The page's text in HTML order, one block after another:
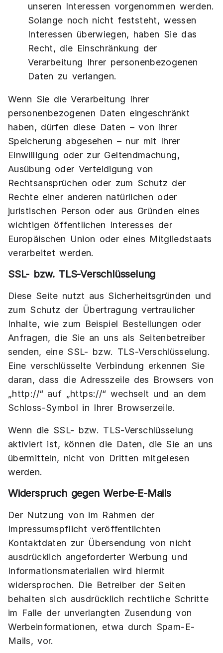
unseren Interessen vorgenommen werden.
Solange noch nicht feststeht, wessen
Interessen überwiegen, haben Sie das
Recht, die Einschränkung der
Verarbeitung Ihrer personenbezogenen
Daten zu verlangen.
Wenn Sie die Verarbeitung Ihrer
personenbezogenen Daten eingeschränkt
haben, dürfen diese Daten – von ihrer
Speicherung abgesehen – nur mit Ihrer
Einwilligung oder zur Geltendmachung,
Ausübung oder Verteidigung von
Rechtsansprüchen oder zum Schutz der
Rechte einer anderen natürlichen oder
juristischen Person oder aus Gründen eines
wichtigen öffentlichen Interesses der
Europäischen Union oder eines Mitgliedstaats
verarbeitet werden.
SSL- bzw. TLS-Verschlüsselung
Diese Seite nutzt aus Sicherheitsgründen und
zum Schutz der Übertragung vertraulicher
Inhalte, wie zum Beispiel Bestellungen oder
Anfragen, die Sie an uns als Seitenbetreiber
senden, eine SSL- bzw. TLS-Verschlüsselung.
Eine verschlüsselte Verbindung erkennen Sie
daran, dass die Adresszeile des Browsers von
„http://“ auf „https://“ wechselt und an dem
Schloss-Symbol in Ihrer Browserzeile.
Wenn die SSL- bzw. TLS-Verschlüsselung
aktiviert ist, können die Daten, die Sie an uns
übermitteln, nicht von Dritten mitgelesen
werden.
Widerspruch gegen Werbe-E-Mails
Der Nutzung von im Rahmen der
Impressumspflicht veröffentlichten
Kontaktdaten zur Übersendung von nicht
ausdrücklich angeforderter Werbung und
Informationsmaterialien wird hiermit
widersprochen. Die Betreiber der Seiten
behalten sich ausdrücklich rechtliche Schritte
im Falle der unverlangten Zusendung von
Werbeinformationen, etwa durch Spam-E-
Mails, vor.